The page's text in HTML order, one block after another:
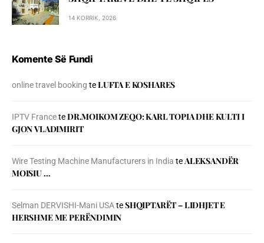
14 KORRIK, 2026
Komente Së Fundi
online travel booking teLUFTA E KOSHARES
IPTV FranceteDR.MOIKOM ZEQO: KARL TOPIA DHE KULTI I
GJON VLADIMIRIT
Wire Testing Machine Manufacturers in India teALEKSANDËR
MOISIU …
Selman DERVISHI-Mani USAteSHQIPTARËT – LIDHJET E
HERSHME ME PERËNDIMIN